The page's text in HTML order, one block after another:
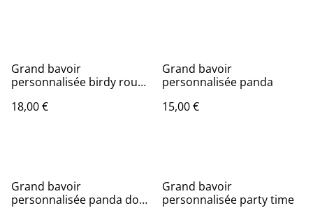
Grand bavoir
personnalisée birdy rouge
18,00 €
Grand bavoir
personnalisée panda
15,00 €
Grand bavoir
personnalisée panda dos
Grand bavoir
personnalisée party time